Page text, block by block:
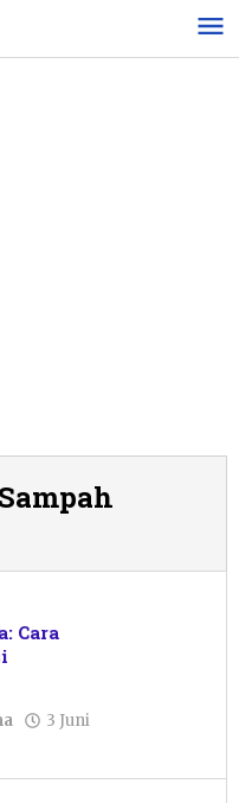
Cara
3 Juni